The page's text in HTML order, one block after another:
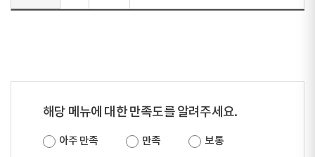
해당 메뉴에 대한 만족도를 알려주세요.
아주 만족 만족
보통